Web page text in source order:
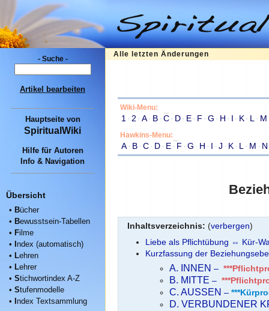
- Suche -
Artikel bearbeiten
Hauptseitevon
SpiritualWiki
Hilfe für Autoren
Info & Navigation
Übersicht
• Bücher
• Bewusstsein-Tabellen
• Filme
• ndex (automatisch)
• Lehren
• Lehrer
• Stichwortindex A-Z
• Stufenmodelle
• ndex Textsammlung
Alle letzten Änderungen
Wiki-Menu:
1 · 2 · A· B· C· D· E· F · G · H · I · K· L · M
Hawkins-Menu:
A· B· C· D· E· F · G · H · I · J · K· L · M · N
Inhaltsverzeichnis: (verbergen)
Liebe als Pflichtübung ⇔ Kür-
Kurzfassung der
A. INNEN –
B. MITTE –
C. AUSSEN –
D. VERBUNDENER